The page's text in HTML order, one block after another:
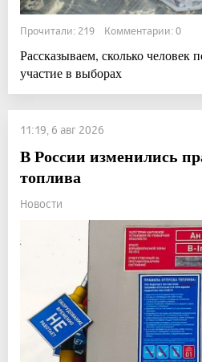
Прочитали: 219 Комментарии: 0
Рассказываем, сколько человек
участие в выборах
11:19, 6 авг 2026
В России изменились
топлива
Новости